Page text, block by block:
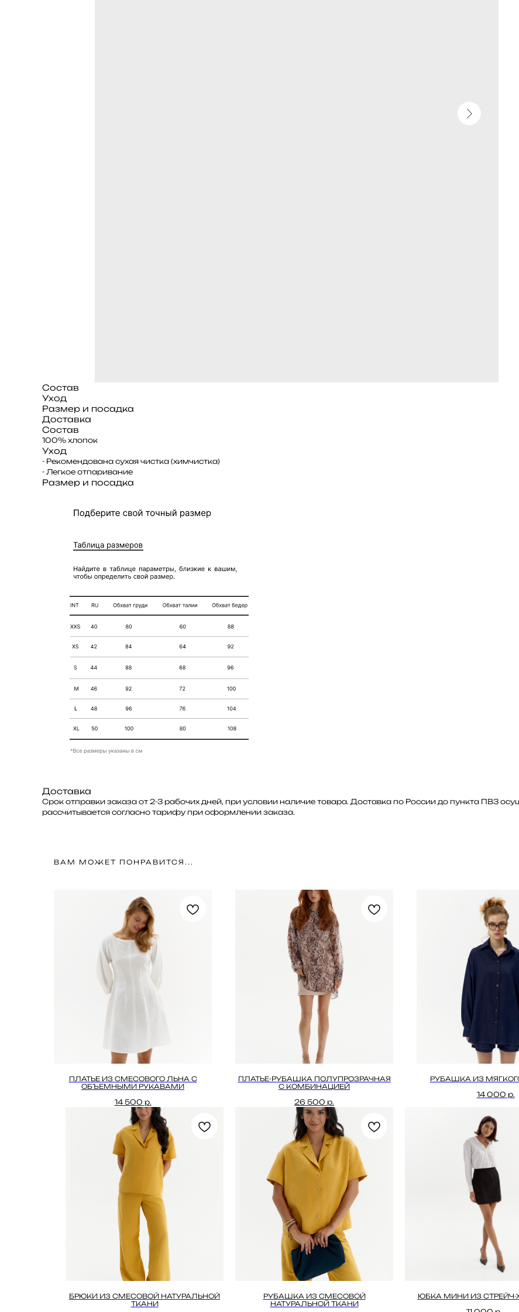
Состав
Уход
Размер и посадка
Доставка
Состав
100% хлопок
Уход
- Рекомендована сухая чистка (химчистка)
- Легкое отпаривание
Размер и посадка
Доставка
Срок отправки заказа от 2-3 рабочих дней, при условии наличие товара. Доставка по России до пункта ПВЗ
рассчитывается согласно тарифу при оформлении заказа.
ВАМ МОЖЕТ ПОНРАВИТСЯ...
ПЛАТЬЕ ИЗ СМЕСОВОГО ЛЬНА С
ОБЪЕМНЫМИ РУКАВАМИ
14 500 р.
ПЛАТЬЕ-РУБАШКА ПОЛУПРОЗРАЧНАЯ
С КОМБИНАЦИЕЙ
26 500 р.
РУБАШКА ИЗ
14 000 р.
БРЮКИ ИЗ СМЕСОВОЙ НАТУРАЛЬНОЙ
ТКАНИ
РУБАШКА ИЗ СМЕСОВОЙ
НАТУРАЛЬНОЙ ТКАНИ
ЮБКА МИНИ ИЗ